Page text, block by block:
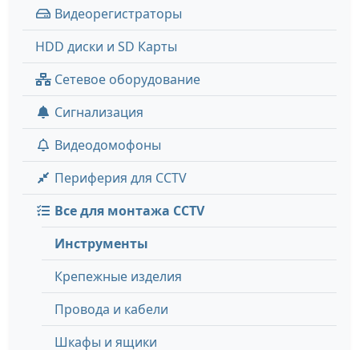
Видеорегистраторы
HDD диски и SD Карты
Сетевое оборудование
Сигнализация
Видеодомофоны
Периферия для CCTV
Все для монтажа CCTV
Инструменты
Крепежные изделия
Провода и кабели
Шкафы и ящики